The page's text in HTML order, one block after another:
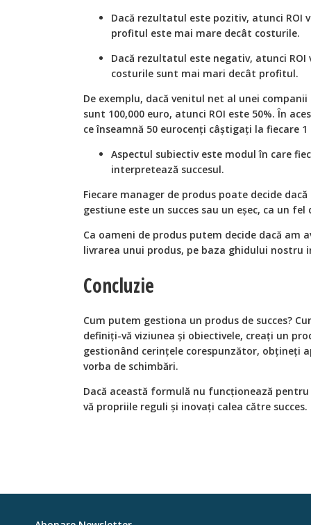
Dacă rezultatul este pozitiv, atunci ROI
profitul este mai mare decât costurile.
Dacă rezultatul este negativ, atunci
costurile sunt mai mari decât profitul.
De exemplu, dacă venitul net al unei
sunt 100,000 euro, atunci ROI este 50%. În
ce înseamnă 50 eurocenți câștigați la fiecare
Aspectul subiectiv este modul în care
interpretează succesul.
Fiecare manager de produs poate decide
gestiune este un succes sau un eșec, ca un
Ca oameni de produs putem decide dacă am
livrarea unui produs, pe baza ghidului nostru
Concluzie
Cum putem gestiona un produs de succes?
definiți-vă viziunea și obiectivele, creați un
gestionând cerințele corespunzător, obțineți
vorba de schimbări.
Dacă această formulă nu funcționează
vă propriile reguli și inovați calea către succes.